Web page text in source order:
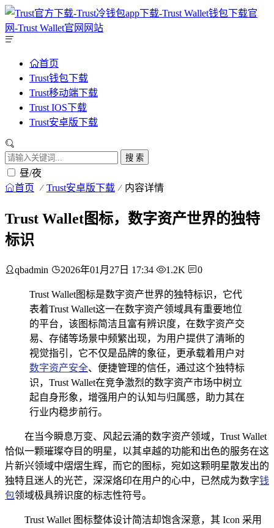
首页
Trust钱包下载
Trust移动端下载
Trust IOS下载
Trust安卓版下载
搜 索
昼/夜
首页 Trust安卓版下载 内容详情
Trust Wallet图标，数字资产世界的独特
标识
qbadmin 2026年01月27日 17:34 1.2K 0
Trust Wallet图标是数字资产世界的独特标识，它代
表着Trust Wallet这一在数字资产领域具有重要地位
的平台，该图标简洁且富有辨识度，在数字资产交
易、存储等场景中频繁出现，为用户提供了清晰的
视觉指引，它不仅是品牌的象征，更承载着用户对
数字资产安全、便捷管理的信任，通过这个独特标
识，Trust Wallet在竞争激烈的数字资产市场中树立
起自身形象，增强用户的认知与归属感，助力其在
行业内稳步前行。
在当今瞬息万变、风起云涌的数字资产领域，Trust Wallet
恰似一颗璀璨夺目的明星，以其卓越的功能和出色的服务在这
片新兴领域中熠熠生辉，而它的图标，宛如这颗明星散发出的
独特且迷人的光芒，深深烙印在用户的心中，已然成为数字钱
包领域极具辨识度的标志性符号。
Trust Wallet 图标整体设计简洁却饱含深意，其 Icon 采用